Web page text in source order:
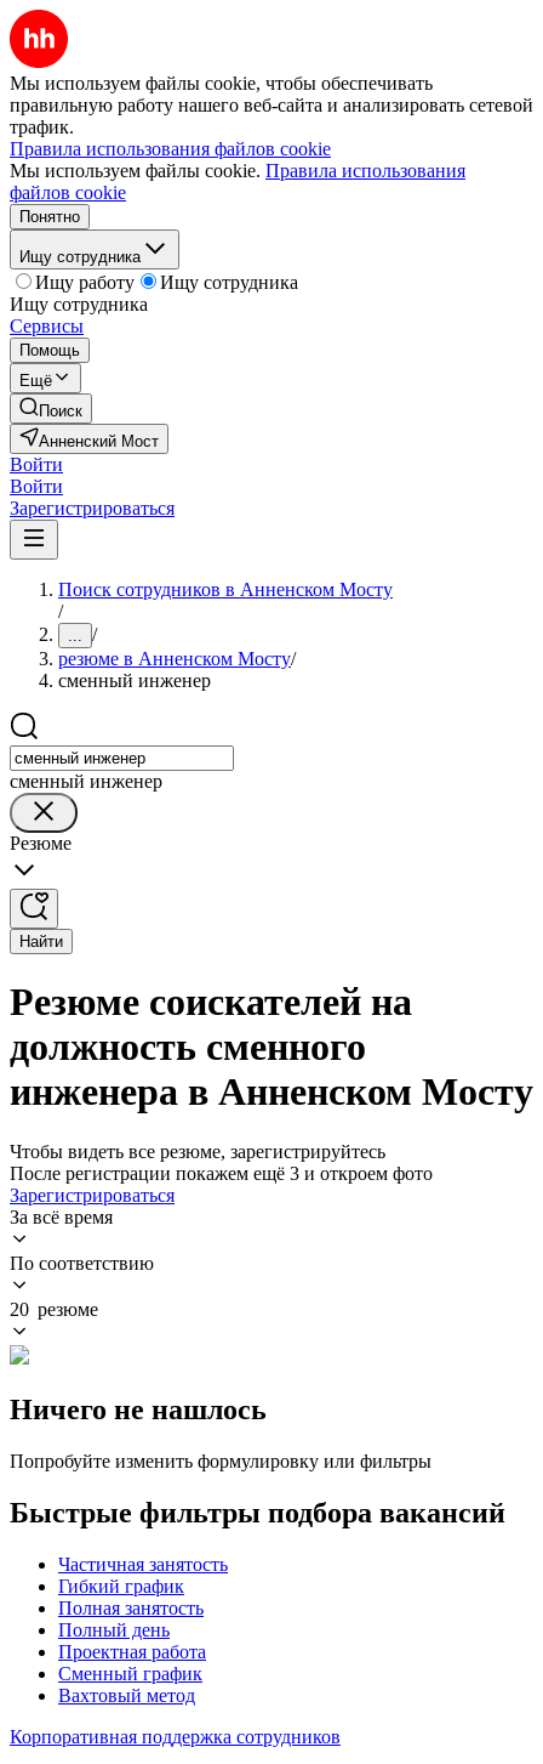
Мы используем файлы cookie, чтобы обеспечивать
правильную работу нашего веб-сайта и анализировать сетевой
трафик.
Правила использования файлов cookie
Мы используем файлы cookie. Правила использования
файлов cookie
Понятно
Ищу сотрудника
Ищу работу
Ищу сотрудника
Ищу сотрудника
Сервисы
Помощь
Ещё
Поиск
Анненский Мост
Войти
Войти
Зарегистрироваться
Поиск сотрудников в Анненском Мосту
/
... /
резюме в Анненском Мосту/
сменный инженер
сменный инженер
Резюме
Найти
Резюме соискателей на
должность сменного
инженера в Анненском Мосту
Чтобы видеть все резюме, зарегистрируйтесь
После регистрации покажем ещё 3 и откроем фото
Зарегистрироваться
За всё время
По соответствию
20 резюме
Ничего не нашлось
Попробуйте изменить формулировку или фильтры
Быстрые фильтры подбора вакансий
Частичная занятость
Гибкий график
Полная занятость
Полный день
Проектная работа
Сменный график
Вахтовый метод
Корпоративная поддержка сотрудников